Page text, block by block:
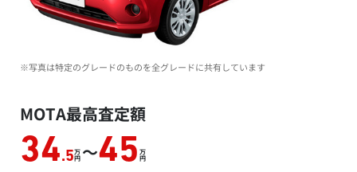
※写真は特定のグレードのものを全グレードに共有しています
MOTA最高査定額
34.5万
円 ～45 万
円